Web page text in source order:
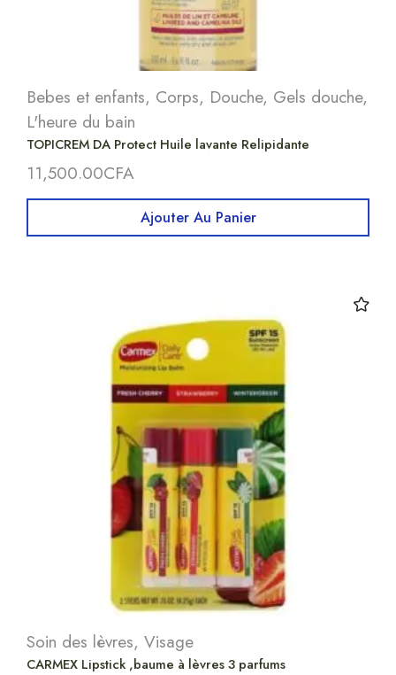
Bebes et enfants, Corps, Douche, Gels douche,
L'heure du bain
TOPICREM DA Protect Huile lavante Relipidante
11,500.00CFA
Ajouter Au Panier
Soin des lèvres, Visage
CARMEX Lipstick ,baume à lèvres 3 parfums